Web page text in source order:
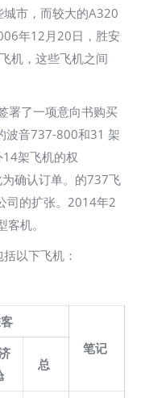
市，而较大的A320
年12月20日，胜安
机，这些飞机之间
署了一项意向书购买
波音737-800和31 架
架飞机的权
确认订单。的737飞
司的扩张。2014年2
机。
以下飞机：
笔记
总